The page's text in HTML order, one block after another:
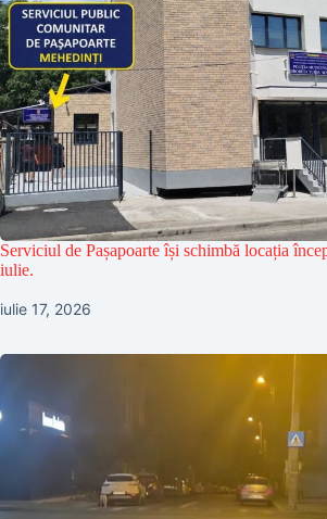
Serviciul de Pașapoarte își schimbă locația
iulie.
iulie 17, 2026